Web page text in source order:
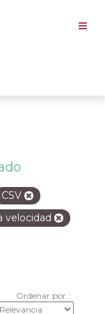
CSV
velocidad
Ordenar por